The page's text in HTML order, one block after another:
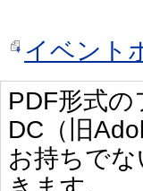
イベント
PDF形式
DC（旧
お持ちで